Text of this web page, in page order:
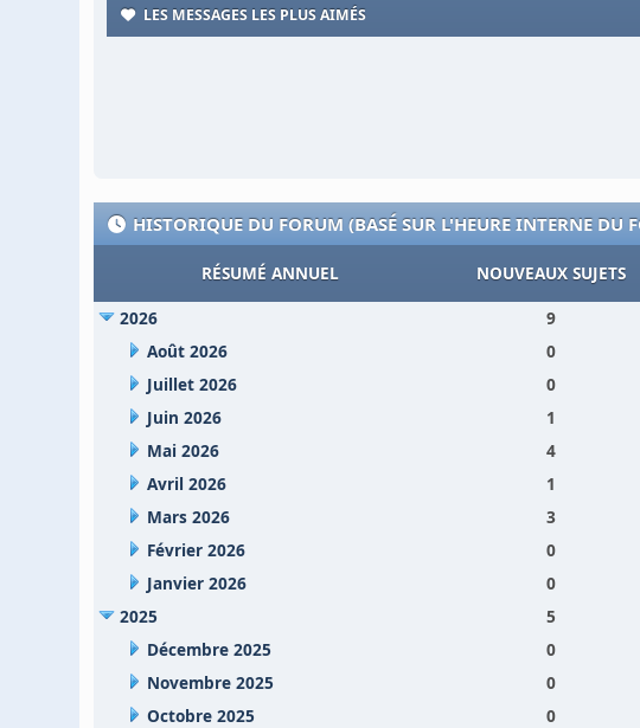
LES MESSAGES LES PLUS AIMÉS
HISTORIQUE DU FORUM (BASÉ SUR L'HEURE INTERNE DU
RÉSUMÉ ANNUEL NOUVEAUX SUJETS
2026
9
Août 2026
0
Juillet 2026
0
Juin 2026
1
Mai 2026
4
Avril 2026
1
Mars 2026
3
Février 2026
0
Janvier 2026
0
2025
5
Décembre 2025
0
Novembre 2025
0
Octobre 2025
0